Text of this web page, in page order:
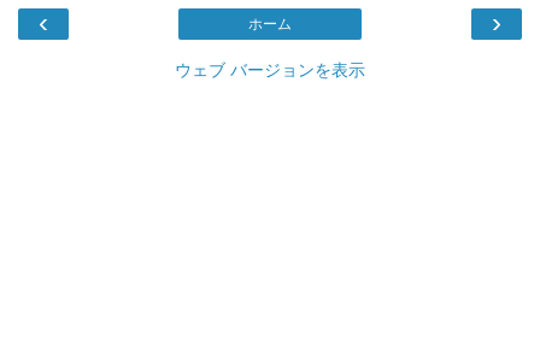
‹ ›
ホーム
ウェブ バージョンを表示